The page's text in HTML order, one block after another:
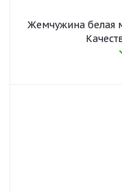
Жемчужина белая